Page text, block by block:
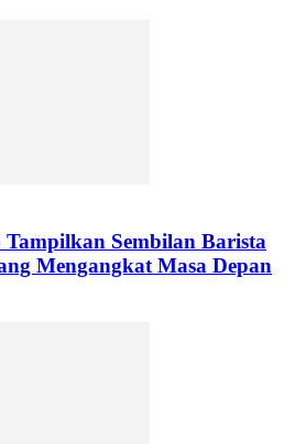
Tampilkan Sembilan Barista
Mengangkat Masa Depan